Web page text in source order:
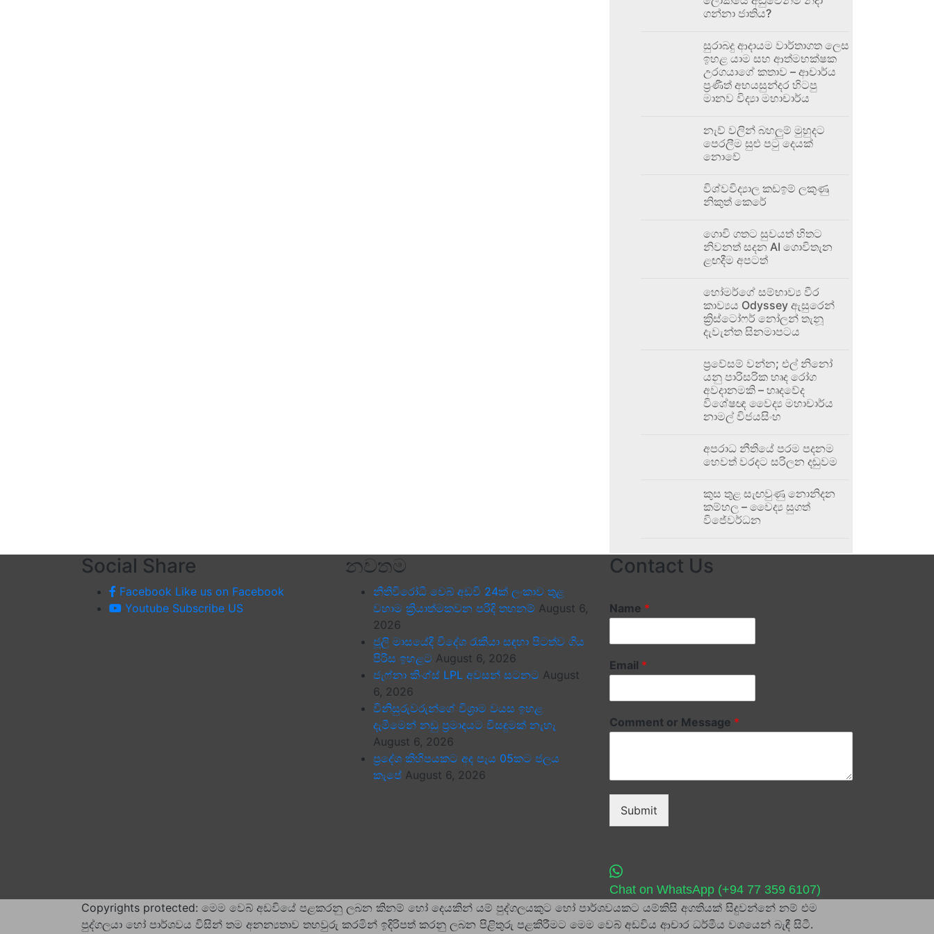
ගන්නා ජාතිය?
සුරාබදු ආදායම වාර්තාගත ලෙස
ඉහළ යාම සහ ආත්මභක්ෂක
උරගයාගේ කතාව – ආචාර්ය
ප්‍රණීත් අභයසුන්දර හිටපු
මානව විද්‍යා මහාචාර්ය
නැව් වලින් බහලුම් මුහුදට
පෙරලීම සුළු පටු දෙයක්
නොවේ
විශ්වවිද්‍යාල කඩඉම් ලකුණු
නිකුත් කෙරේ
ගොවි ගතට සුවයත් හිතට
නිවනත් සදන AI ගොවිතැන
ළඟදීම අපටත්
හෝමර්ගේ සම්භාව්‍ය වීර
කාව්‍යය Odyssey ඇසුරෙන්
ක්‍රිස්ටෝෆර් නෝලන් තැනූ
දැවැන්ත සිනමාපටය
ප්‍රවේසම් වන්න; එල් නිනෝ
යනු පාරිසරික හෘද රෝග
අවදානමකි – හෘදවේද
විශේෂඥ වෛද්‍ය මහාචාර්ය
නාමල් විජයසිංහ
අපරාධ නීතියේ පරම පදනම
හෙවත් වරදට සරිලන දඬුවම
කුස තුළ සැඟවුණු නොනිදන
කම්හල – වෛද්‍ය සුගත්
විජේවර්ධන
Social Share
Facebook Like us on Facebook
Youtube Subscribe US
නවතම
නීතිවිරෝධී වෙබ් අඩවි 24ක් ලංකාව තුළ
වහාම ක්‍රියාත්මකවන පරිදි තහනම් August 6,
2026
ජූලි මාසයේදී විදේශ රැකියා සඳහා පිටත්ව ගිය
පිරිස ඉහළට August 6, 2026
ජැෆ්නා කිංග්ස් LPL අවසන් සටනට August
6, 2026
විනිසුරුවරුන්ගේ විශ්‍රාම වයස ඉහළ
දැමීමෙන් නඩු ප්‍රමාදයට විසඳුමක් නැහැ
August 6, 2026
ප්‍රදේශ කිහිපයකට අද පැය 05කට ජලය
කැපේ August 6, 2026
Contact Us
Name *
Email *
Comment or Message *
Submit
Chat on WhatsApp (+94 77 359 6107)
Copyrights protected: මෙම වෙබ් අඩවියේ පළකරනු ලබන කිනම් හෝ දෙයකින් යම් පුද්ගලයකුට හෝ පාර්ශවයකට යම්කිසි අගතියක් සිදුවන්නේ නම් එම
පුද්ගලයා හෝ පාර්ශවය විසින් තම අනන්‍යතාව තහවුරු කරමින් ඉදිරිපත් කරනු ලබන පිළිතුරු පළකිරීමට මෙම වෙබ් අඩවිය ආචාර ධර්මීය වශයෙන් බැඳී සිටී.